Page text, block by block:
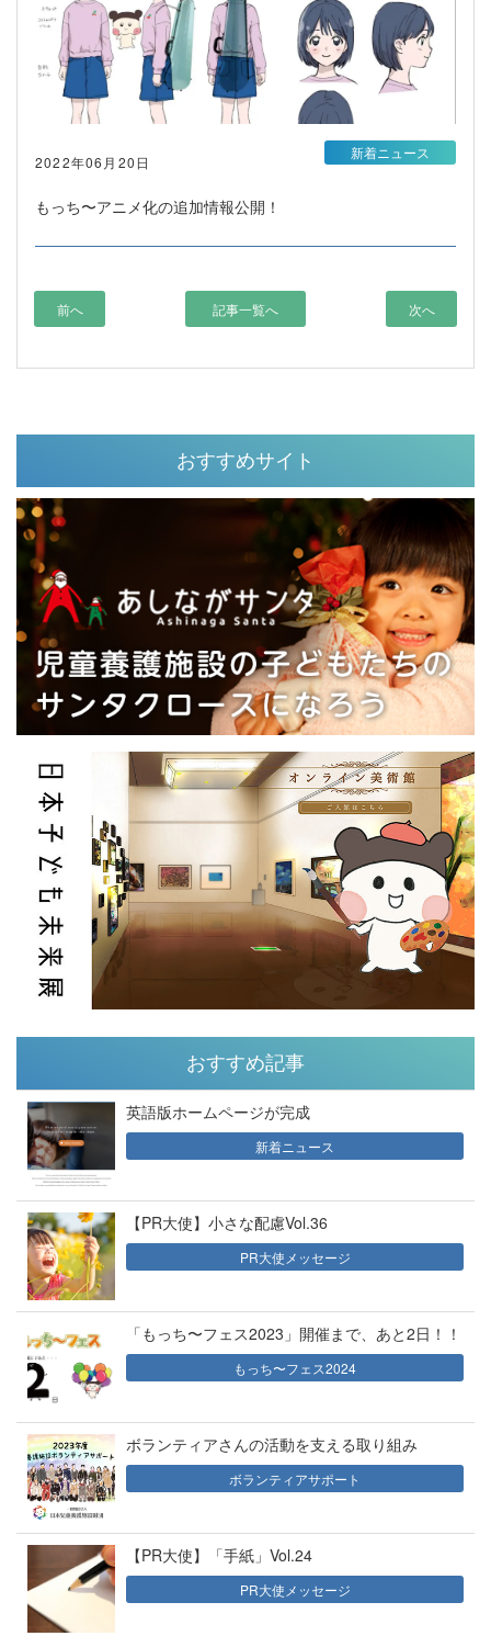
2022年06月20日
もっち〜アニメ化の追加情報公開！
新着ニュース
前へ 記事一覧へ 次へ
おすすめサイト
おすすめ記事
英語版ホームページが完成
新着ニュース
【PR大使】小さな配慮Vol.36
PR大使メッセージ
「もっち〜フェス2023」開催まで、あと2日！！
もっち〜フェス2024
ボランティアさんの活動を支える取り組み
ボランティアサポート
【PR大使】「手紙」Vol.24
PR大使メッセージ